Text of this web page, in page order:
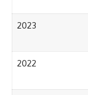
2023
2022